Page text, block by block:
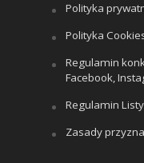
Polityka
Polityka
Regulamin
Facebook,
Regulamin
Zasady